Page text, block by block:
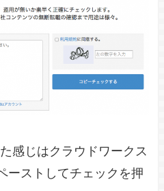
感じはクラウドワークス
ーストしてチェックを押